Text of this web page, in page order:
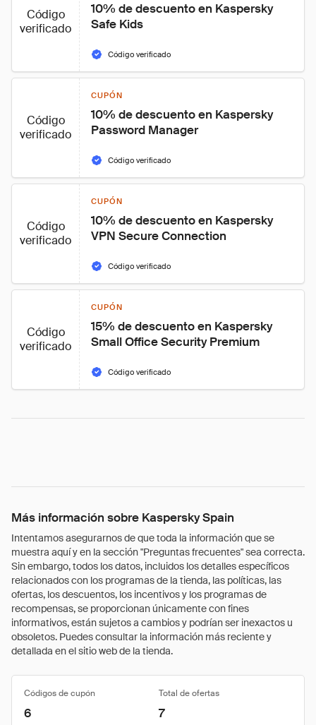
Código
verificado
10% de descuento en Kaspersky
Safe Kids
Código verificado
Código
verificado
CUPÓN
10% de descuento en Kaspersky
Password Manager
Código verificado
Código
verificado
CUPÓN
10% de descuento en Kaspersky
VPN Secure Connection
Código verificado
Código
verificado
CUPÓN
15% de descuento en Kaspersky
Small Office Security Premium
Código verificado
Más información sobre Kaspersky Spain
Intentamos asegurarnos de que toda la información que se
muestra aquí y en la sección "Preguntas frecuentes" sea correcta.
Sin embargo, todos los datos, incluidos los detalles específicos
relacionados con los programas de la tienda, las políticas, las
ofertas, los descuentos, los incentivos y los programas de
recompensas, se proporcionan únicamente con fines
informativos, están sujetos a cambios y podrían ser inexactos u
obsoletos. Puedes consultar la información más reciente y
detallada en el sitio web de la tienda.
Códigos de cupón Total de ofertas
6 7